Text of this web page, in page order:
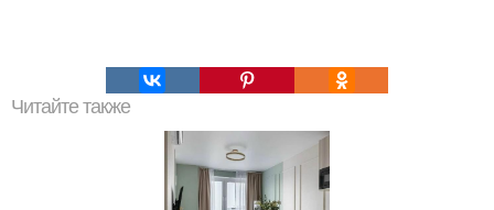
Читайте также